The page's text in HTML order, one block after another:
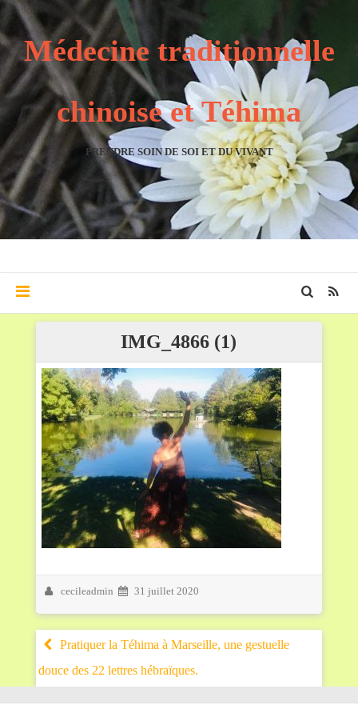
Médecine traditionnelle
chinoise et Téhima
PRENDRE SOIN DE SOI ET DU VIVANT
IMG_4866 (1)
cecileadmin 31 juillet 2020
Pratiquer la Téhima à Marseille, une gestuelle
douce des 22 lettres hébraïques.